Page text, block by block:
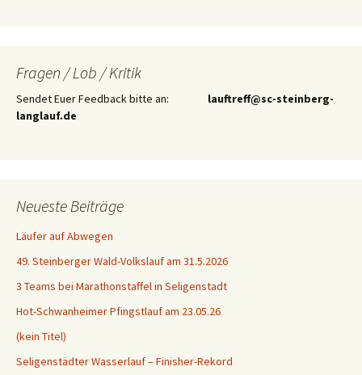
Fragen / Lob / Kritik
Sendet Euer Feedback bitte an: lauftreff@sc-steinberg-
langlauf.de
Neueste Beiträge
Läufer auf Abwegen
49. Steinberger Wald-Volkslauf am 31.5.2026
3 Teams bei Marathonstaffel in Seligenstadt
Hot-Schwanheimer Pfingstlauf am 23.05.26
(kein Titel)
Seligenstädter Wasserlauf – Finisher-Rekord